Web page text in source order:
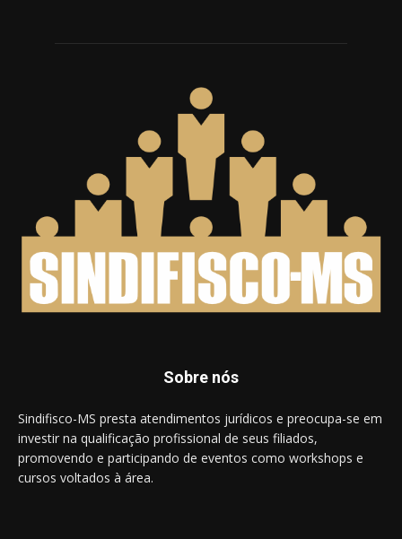
Sobre nós
Sindifisco-MS presta atendimentos jurídicos e preocupa-se em
investir na qualificação profissional de seus filiados,
promovendo e participando de eventos como workshops e
cursos voltados à área.